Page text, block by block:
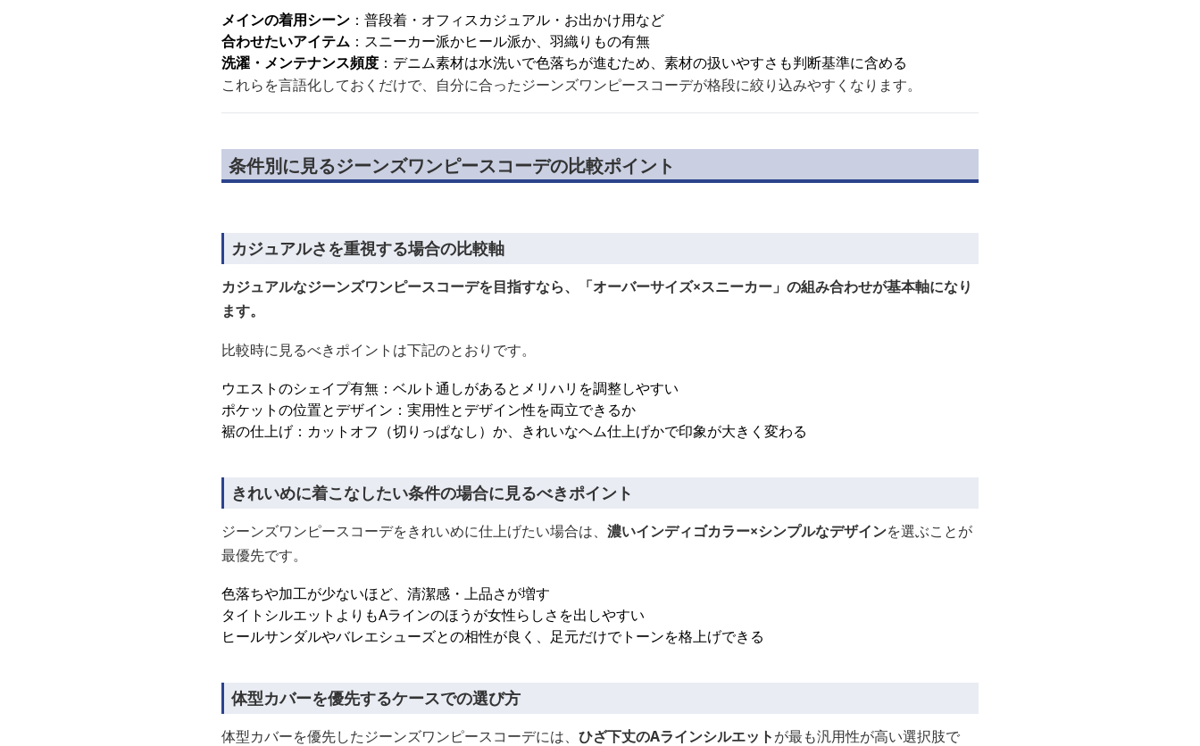
メインの着用シーン ：普段着・オフィスカジュアル・お出かけ用など
合わせたいアイテム ：スニーカー派かヒール派か、羽織りもの有無
洗濯・メンテナンス頻度 ：デニム素材は水洗いで色落ちが進むため、素材の扱いやすさも判断基準に含める
これらを言語化しておくだけで、自分に合ったジーンズワンピースコーデが格段に絞り込みやすくなります。
条件別に見るジーンズワンピースコーデの比較ポイント
カジュアルさを重視する場合の比較軸
カジュアルなジーンズワンピースコーデを目指すなら、「オーバーサイズ×スニーカー」の組み合わせが基本軸になり
ます。
比較時に見るべきポイントは下記のとおりです。
ウエストのシェイプ有無：ベルト通しがあるとメリハリを調整しやすい
ポケットの位置とデザイン：実用性とデザイン性を両立できるか
裾の仕上げ：カットオフ（切りっぱなし）か、きれいなヘム仕上げかで印象が大きく変わる
きれいめに着こなしたい条件の場合に見るべきポイント
ジーンズワンピースコーデをきれいめに仕上げたい場合は、 濃いインディゴカラー×シンプルなデザインを選ぶことが
最優先です。
色落ちや加工が少ないほど、清潔感・上品さが増す
タイトシルエットよりもAラインのほうが女性らしさを出しやすい
ヒールサンダルやバレエシューズとの相性が良く、足元だけでトーンを格上げできる
体型カバーを優先するケースでの選び方
体型カバーを優先したジーンズワンピースコーデには、 ひざ下丈のAラインシルエットが最も汎用性が高い選択肢で